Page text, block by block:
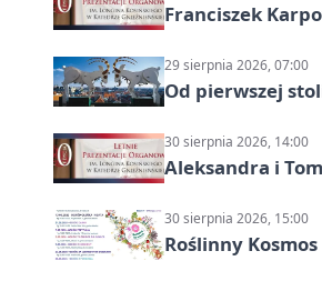
Franciszek
29 sierpnia 2026, 07:00
Od pierwszej
30 sierpnia 2026, 14:00
Aleksandra i
30 sierpnia 2026, 15:00
Roślinny